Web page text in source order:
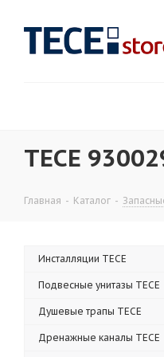
TECE
Главная - Каталог -
Инсталляции TECE
Подвесные унитазы TECE
Душевые трапы TECE
Дренажные каналы TECE